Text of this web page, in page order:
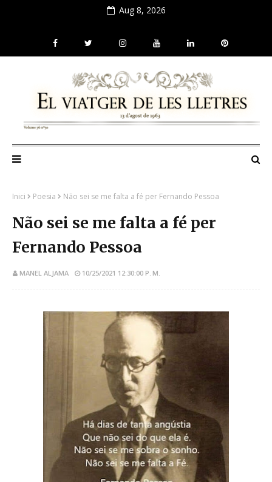
Aug 8, 2026
Inici Poesia Não sei se me falta a fé per Fernando Pessoa
Não sei se me falta a fé per
Fernando Pessoa
MANEL ALJAMA 10/25/2021 12:30:00 P. M.